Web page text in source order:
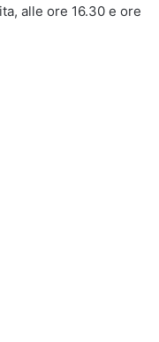
alle ore 16.30 e ore